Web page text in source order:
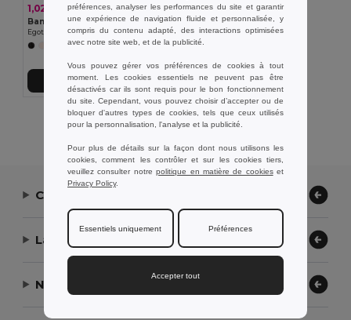
1,02 €
Bandana multifonctions (130 g/m²)
Egotier 99021
+3 Couleurs
Ajouter au Panier
Affichage De Tous Les Produits.
Contactez-nous
Laissez-nous vous aider
Notre entreprise
préférences, analyser les performances du site et garantir
une expérience de navigation fluide et personnalisée, y
compris du contenu adapté, des interactions optimisées
avec notre site web, et de la publicité.
Vous pouvez gérer vos préférences de cookies à tout
moment. Les cookies essentiels ne peuvent pas être
désactivés car ils sont requis pour le bon fonctionnement
du site. Cependant, vous pouvez choisir d’accepter ou de
bloquer d'autres types de cookies, tels que ceux utilisés
pour la personnalisation, l'analyse et la publicité.
Pour plus de détails sur la façon dont nous utilisons les
cookies, comment les contrôler et sur les cookies tiers,
veuillez consulter notrepolitique en matière de cookieset
Privacy Policy.
Essentiels uniquement Préférences
Accepter tout